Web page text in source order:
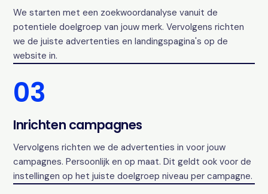
We starten met een zoekwoordanalyse vanuit de
potentiele doelgroep van jouw merk. Vervolgens richten
we de juiste advertenties en landingspagina's op de
website in.
03
Inrichten campagnes
Vervolgens richten we de advertenties in voor jouw
campagnes. Persoonlijk en op maat. Dit geldt ook voor de
instellingen op het juiste doelgroep niveau per campagne.